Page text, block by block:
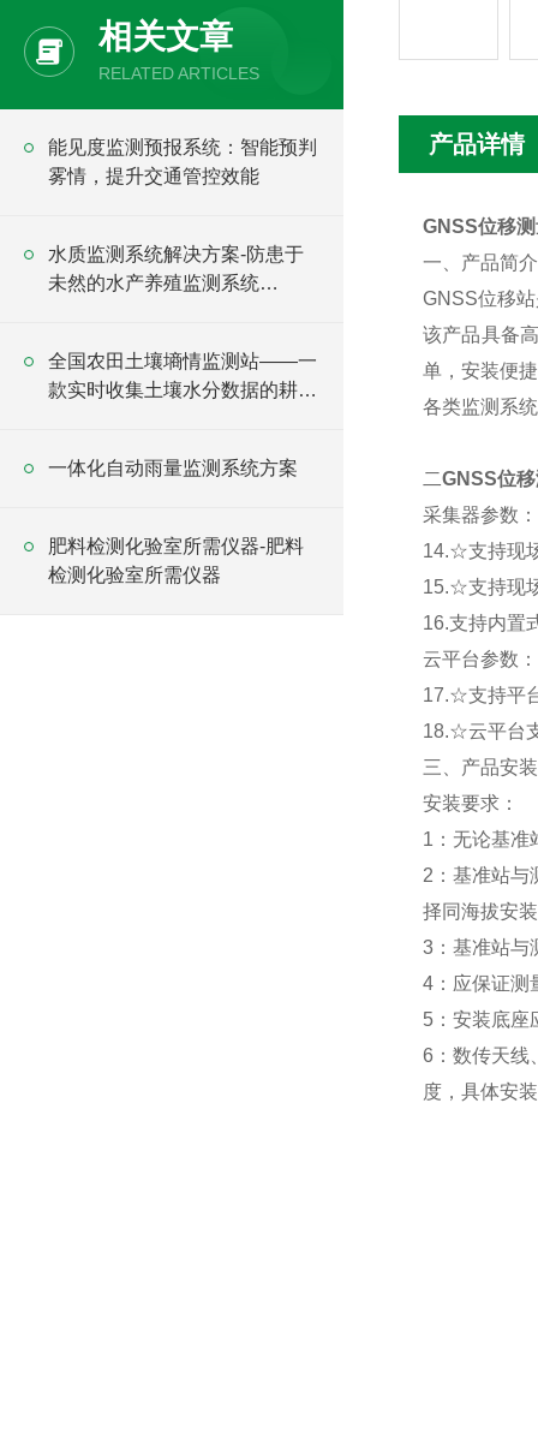
相关文章
RELATED ARTICLES
能见度监测预报系统：智能预判
雾情，提升交通管控效能
水质监测系统解决方案-防患于
未然的水产养殖监测系统
全国农田土壤墒情监测站——一
款实时收集土壤水分数据的耕地
一体化自动雨量监测系统方案
肥料检测化验室所需仪器-肥料
检测化验室所需仪器
产品详情
GNSS位移
一、产品简介
GNSS位移
该产品具备
单，安装便
各类监测系
二GNSS位
采集器参数：
14.☆支持现
15.☆支持现
16.支持内置
云平台参数：
17.☆支持平
18.☆云平台
三、产品安装
安装要求：
1：无论基准
2：基准站与
择同海拔安
3：基准站与
4：应保证测
5：安装底座
6：数传天线
度，具体安